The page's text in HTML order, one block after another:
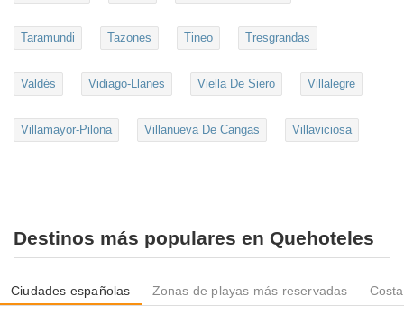
Taramundi Tazones Tineo Tresgrandas
Valdés Vidiago-Llanes Viella De Siero Villalegre
Villamayor-Pilona Villanueva De Cangas Villaviciosa
Destinos más populares en Quehoteles
Ciudades españolas Zonas de playas más reservadas